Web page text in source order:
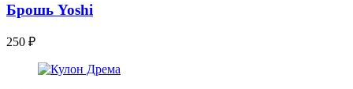
Брошь Yoshi
250 ₽